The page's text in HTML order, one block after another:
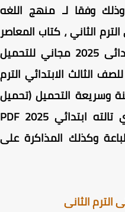
منهج اللغه
الثاني، كتاب المعاصر
لغة انجليزية للصف الثالث الابتدائى 2025 مجاني للتحميل
الثالث الابتدائي الترم
التحميل (تحميل
مباشر) ، كتاب المعاصر إنجليزي تالته ابتدائي 2025 PDF
وكذلك المذاكرة على
الثانى